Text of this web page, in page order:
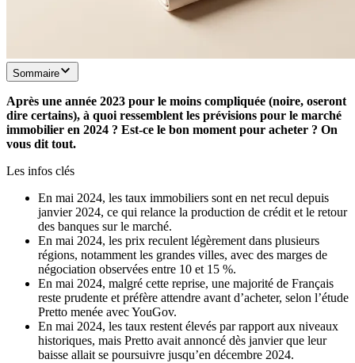
Sommaire
Après une année 2023 pour le moins compliquée (noire, oseront
dire certains), à quoi ressemblent les prévisions pour le marché
immobilier en 2024 ? Est-ce le bon moment pour acheter ? On
vous dit tout.
Les infos clés
En mai 2024, les taux immobiliers sont en net recul depuis
janvier 2024, ce qui relance la production de crédit et le retour
des banques sur le marché.
En mai 2024, les prix reculent légèrement dans plusieurs
régions, notamment les grandes villes, avec des marges de
négociation observées entre 10 et 15 %.
En mai 2024, malgré cette reprise, une majorité de Français
reste prudente et préfère attendre avant d’acheter, selon l’étude
Pretto menée avec YouGov.
En mai 2024, les taux restent élevés par rapport aux niveaux
historiques, mais Pretto avait annoncé dès janvier que leur
baisse allait se poursuivre jusqu’en décembre 2024.